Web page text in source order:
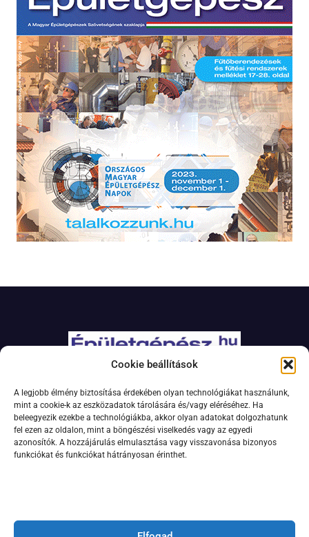
Cookie beállítások
A legjobb élmény biztosítása érdekében olyan technológiákat használunk,
mint a cookie-k az eszközadatok tárolására és/vagy eléréséhez. Ha
beleegyezik ezekbe a technológiákba, akkor olyan adatokat dolgozhatunk
fel ezen az oldalon, mint a böngészési viselkedés vagy az egyedi
azonosítók. A hozzájárulás elmulasztása vagy visszavonása bizonyos
funkciókat és funkciókat hátrányosan érinthet.
Adatkezelési szabályzat
Jogi nyilatkozat
Kapcsolat
Impresszum